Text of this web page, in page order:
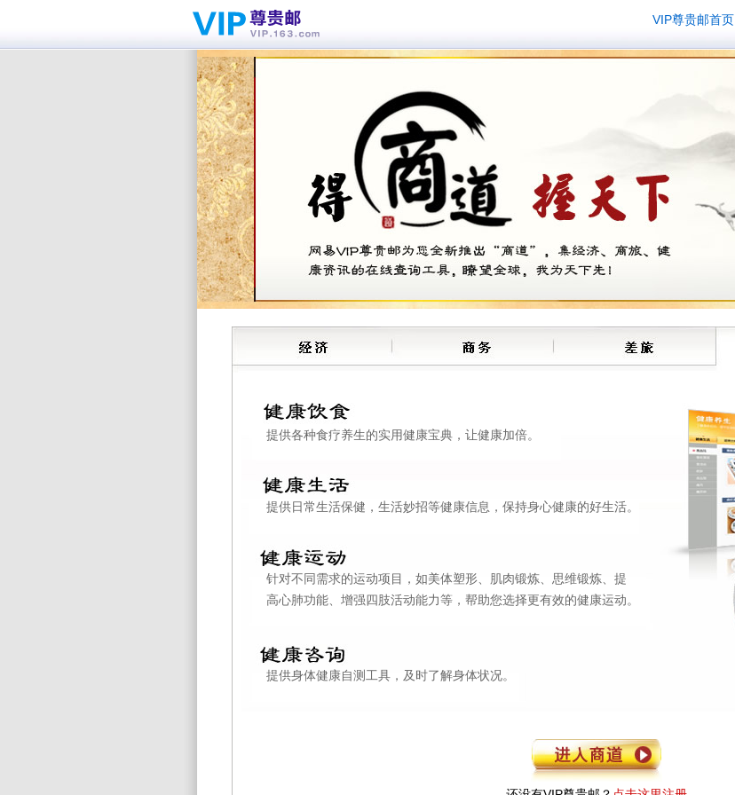
提供各种食疗养生的实用健康宝典，让健康加倍。
提供日常生活保健，生活妙招等健康信息，保持身心健康的好生活。
针对不同需求的运动项目，如美体塑形、肌肉锻炼、思维锻炼、提
高心肺功能、增强四肢活动能力等，帮助您选择更有效的健康运动。
提供身体健康自测工具，及时了解身体状况。
VIP尊贵邮首页